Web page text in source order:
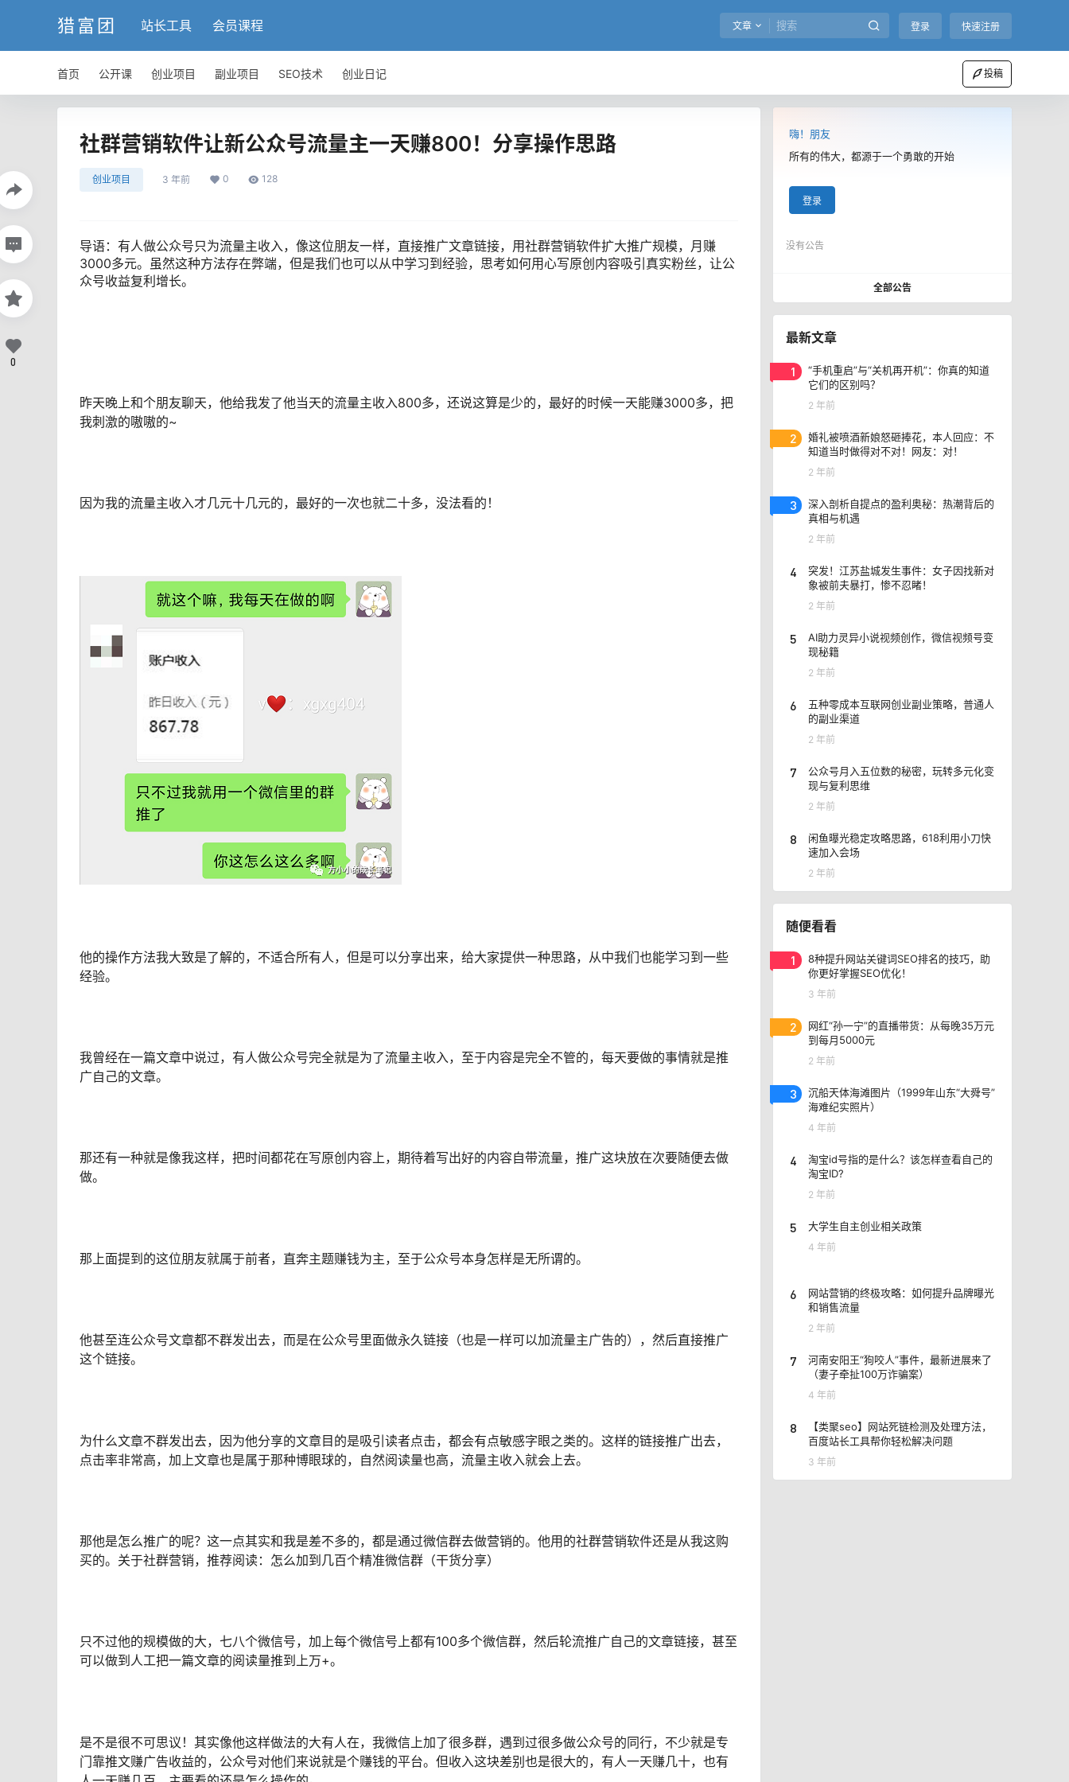
猎富团 站长工具 会员课程 文章 登录 快速注册
首页 公开课 创业项目 副业项目 SEO技术 创业日记 投稿
社群营销软件让新公众号流量主一天赚800！分享操作思路
创业项目 3 年前 0 128
导语：有人做公众号只为流量主收入，像这位朋友一样，直接推广文章链接，用社群营销软件扩大推广规模，月赚
3000多元。虽然这种方法存在弊端，但是我们也可以从中学习到经验，思考如何用心写原创内容吸引真实粉丝，让公
众号收益复利增长。
昨天晚上和个朋友聊天，他给我发了他当天的流量主收入800多，还说这算是少的，最好的时候一天能赚3000多，把
我刺激的嗷嗷的~
因为我的流量主收入才几元十几元的，最好的一次也就二十多，没法看的！
他的操作方法我大致是了解的，不适合所有人，但是可以分享出来，给大家提供一种思路，从中我们也能学习到一些
经验。
我曾经在一篇文章中说过，有人做公众号完全就是为了流量主收入，至于内容是完全不管的，每天要做的事情就是推
广自己的文章。
那还有一种就是像我这样，把时间都花在写原创内容上，期待着写出好的内容自带流量，推广这块放在次要随便去做
做。
那上面提到的这位朋友就属于前者，直奔主题赚钱为主，至于公众号本身怎样是无所谓的。
他甚至连公众号文章都不群发出去，而是在公众号里面做永久链接（也是一样可以加流量主广告的），然后直接推广
这个链接。
为什么文章不群发出去，因为他分享的文章目的是吸引读者点击，都会有点敏感字眼之类的。这样的链接推广出去，
点击率非常高，加上文章也是属于那种博眼球的，自然阅读量也高，流量主收入就会上去。
那他是怎么推广的呢？这一点其实和我是差不多的，都是通过微信群去做营销的。他用的社群营销软件还是从我这购
买的。关于社群营销，推荐阅读：怎么加到几百个精准微信群（干货分享）
只不过他的规模做的大，七八个微信号，加上每个微信号上都有100多个微信群，然后轮流推广自己的文章链接，甚至
可以做到人工把一篇文章的阅读量推到上万+。
是不是很不可思议！其实像他这样做法的大有人在，我微信上加了很多群，遇到过很多做公众号的同行，不少就是专
门靠推文赚广告收益的，公众号对他们来说就是个赚钱的平台。但收入这块差别也是很大的，有人一天赚几十，也有
0
嗨！朋友
所有的伟大，都源于一个勇敢的开始
登录
没有公告
全部公告
最新文章
1
“手机重启”与“关机再开机”：你真的知道
它们的区别吗？
2 年前
2
婚礼被喷酒新娘怒砸捧花，本人回应：不
知道当时做得对不对！网友：对！
2 年前
3
深入剖析自提点的盈利奥秘：热潮背后的
真相与机遇
2 年前
4
突发！江苏盐城发生事件：女子因找新对
象被前夫暴打，惨不忍睹！
2 年前
5
AI助力灵异小说视频创作，微信视频号变
现秘籍
2 年前
6
五种零成本互联网创业副业策略，普通人
的副业渠道
2 年前
7
公众号月入五位数的秘密，玩转多元化变
现与复利思维
2 年前
8
闲鱼曝光稳定攻略思路，618利用小刀快
速加入会场
2 年前
随便看看
1
8种提升网站关键词SEO排名的技巧，助
你更好掌握SEO优化！
3 年前
2
网红“孙一宁”的直播带货：从每晚35万元
到每月5000元
2 年前
3
沉船天体海滩图片（1999年山东“大舜号”
海难纪实照片）
4 年前
4
淘宝id号指的是什么？该怎样查看自己的
淘宝ID?
2 年前
5 大学生自主创业相关政策
4 年前
6
网站营销的终极攻略：如何提升品牌曝光
和销售流量
2 年前
7
河南安阳王“狗咬人”事件，最新进展来了
（妻子牵扯100万诈骗案）
4 年前
8
【类聚seo】网站死链检测及处理方法，
百度站长工具帮你轻松解决问题
3 年前